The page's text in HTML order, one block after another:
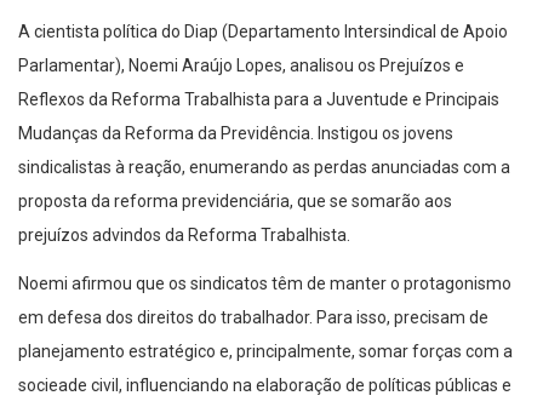
A cientista política do Diap (Departamento Intersindical de Apoio
Parlamentar), Noemi Araújo Lopes, analisou os Prejuízos e
Reflexos da Reforma Trabalhista para a Juventude e Principais
Mudanças da Reforma da Previdência. Instigou os jovens
sindicalistas à reação, enumerando as perdas anunciadas com a
proposta da reforma previdenciária, que se somarão aos
prejuízos advindos da Reforma Trabalhista.
Noemi afirmou que os sindicatos têm de manter o protagonismo
em defesa dos direitos do trabalhador. Para isso, precisam de
planejamento estratégico e, principalmente, somar forças com a
socieade civil, influenciando na elaboração de políticas públicas e